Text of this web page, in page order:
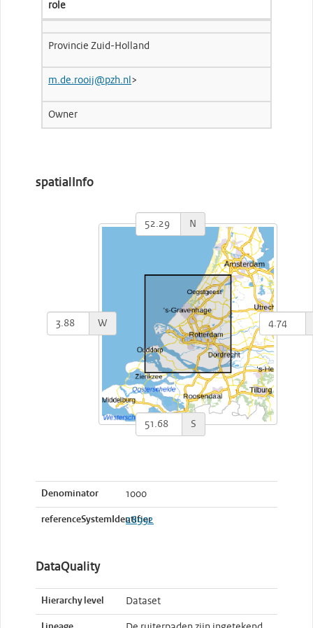
role
Provincie Zuid-Holland
m.de.rooij@pzh.nl >
Owner
spatialInfo
N
S
W
Denominator 1000
referenceSystemIdentifier
28992
DataQuality
Hierarchy level Dataset